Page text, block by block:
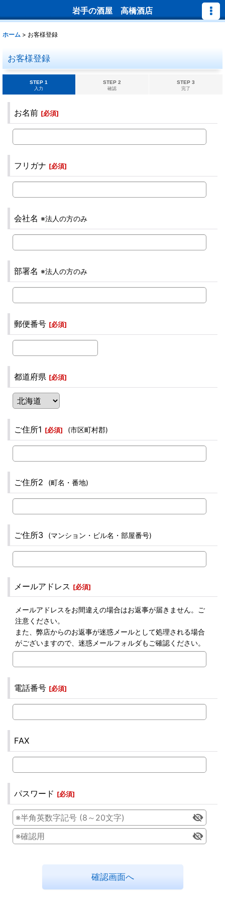
岩手の酒屋 高橋酒店
ホーム > お客様登録
お客様登録
STEP 1
入力
STEP 2
確認
STEP 3
完了
お名前 [必須]
フリガナ [必須]
会社名 ※法人の方のみ
部署名 ※法人の方のみ
郵便番号 [必須]
都道府県 [必須]
ご住所1 [必須] (市区町村郡)
ご住所2 (町名・番地)
ご住所3 (マンション・ビル名・部屋番号)
メールアドレス [必須]
メールアドレスをお間違えの場合はお返事が届きません。ご
注意ください。
また、弊店からのお返事が迷惑メールとして処理される場合
がございますので、迷惑メールフォルダもご確認ください。
電話番号 [必須]
FAX
パスワード [必須]
確認画面へ